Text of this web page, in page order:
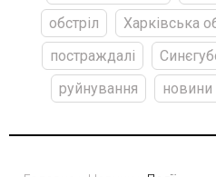
обстріл
Харківська
постраждалі
руйнування
новини